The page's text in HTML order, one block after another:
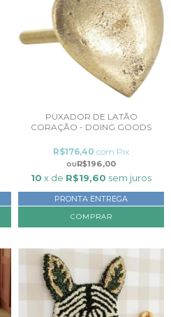
PUXADOR DE LATÃO
CORAÇÃO - DOING GOODS
R$196,00
R$176,40 com Pix
10 x de R$19,60 sem juros
PRONTA ENTREGA